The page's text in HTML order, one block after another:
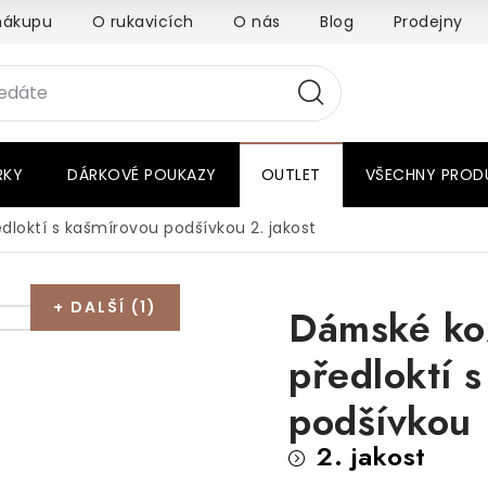
O rukavicích O nás Blog Prodejny
DÁRKOVÉ POUKAZY OUTLET VŠECHNY
s kašmírovou podšívkou 2. jakost
+ DALŠÍ (1)
Dámské
předloktí
podšívkou
2. jakost